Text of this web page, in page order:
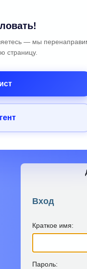
Вход
Краткое имя:
Пароль:
— мы
страницу.